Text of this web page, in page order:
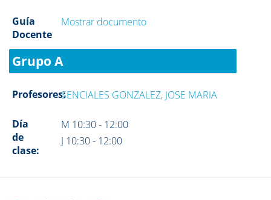
Guía
Docente
Mostrar documento
Grupo A
Profesores:SENCIALES GONZALEZ, JOSE MARIA
Día
de
clase:
M 10:30 - 12:00
J 10:30 - 12:00